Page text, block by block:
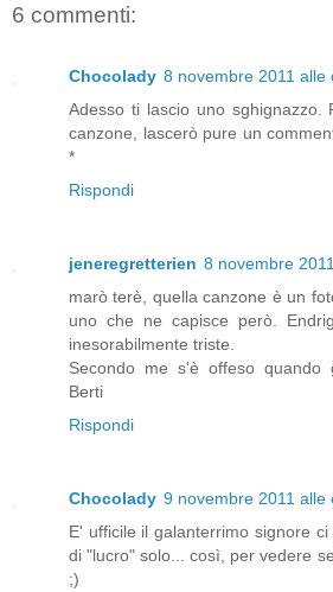
6 commenti:
Chocolady 8 novembre 2011 alle
Adesso ti lascio uno sghignazzo.
canzone, lascerò pure un
*
Rispondi
jeneregretterien 8 novembre
marò terè, quella canzone è un
uno che ne capisce però.
inesorabilmente triste.
Secondo me s'è offeso quando
Berti
Rispondi
Chocolady 9 novembre 2011 alle
E' ufficile il galanterrimo signore
di "lucro" solo... così, per vedere
;)